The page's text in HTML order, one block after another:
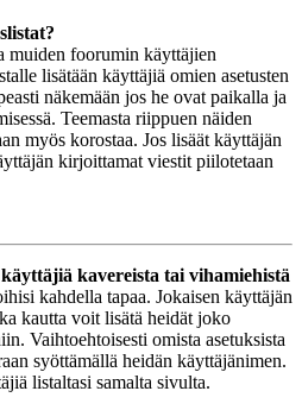
muiden foorumin käyttäjien
lisätään käyttäjiä omien asetusten
näkemään jos he ovat paikalla ja
Teemasta riippuen näiden
myös korostaa. Jos lisäät käyttäjän
kirjoittamat viestit piilotetaan
kavereista tai vihamiehistä
kahdella tapaa. Jokaisen käyttäjän
kautta voit lisätä heidät joko
Vaihtoehtoisesti omista asetuksista
syöttämällä heidän käyttäjänimen.
listaltasi samalta sivulta.